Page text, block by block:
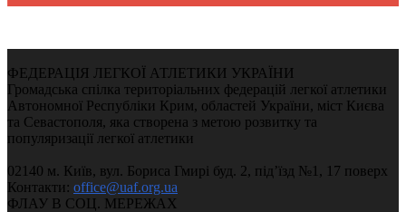
ФЕДЕРАЦІЯ ЛЕГКОЇ АТЛЕТИКИ УКРАЇНИ
Громадська спілка територіальних федерацій легкої атлетики
Автономної Республіки Крим, областей України, міст Києва
та Севастополя, яка створена з метою розвитку та
популяризації легкої атлетики
02140 м. Київ, вул. Бориса Гмирі буд. 2, під’їзд №1, 17 поверх
Контакти: office@uaf.org.ua
ФЛАУ В СОЦ. МЕРЕЖАХ